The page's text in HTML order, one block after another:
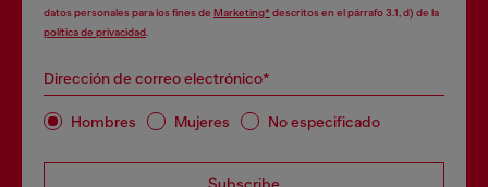
datos personales para los fines de Marketing*descritos en el párrafo 3.1, d) de la
política de privacidad
Dirección de correo electrónico*
Hombres Mujeres No especificado